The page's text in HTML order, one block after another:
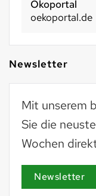
Ökoportal
oekoportal.de
Newsletter
Mit unserem
Sie die
Wochen
Newsletter